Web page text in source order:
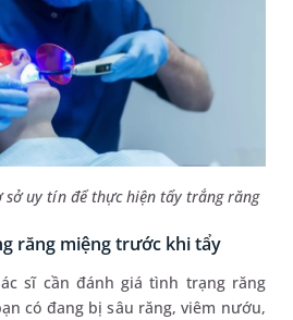
sở uy tín để thực hiện tẩy trắng răng
răng miệng trước khi tẩy
sĩ cần đánh giá tình trạng răng
có đang bị sâu răng, viêm nướu,